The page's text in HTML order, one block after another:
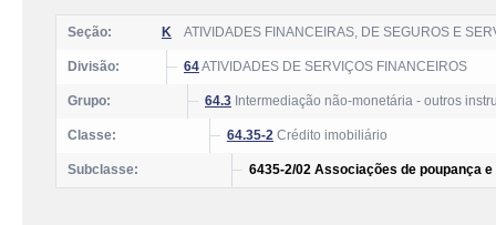
Seção: K ATIVIDADES FINANCEIRAS, DE SEGUROS E
Divisão: 64ATIVIDADES DE SERVIÇOS FINANCEIROS
Grupo: 64.3 Intermediação não-monetária - outros
Classe: 64.35-2 Crédito imobiliário
Subclasse: 6435-2/02 Associações de poupança